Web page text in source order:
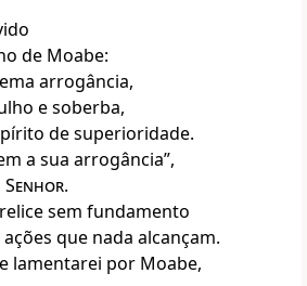
de Moabe:
arrogância,
e soberba,
de superioridade.
a sua arrogância”,
Senhor.
sem fundamento
ações que nada alcançam.
lamentarei por Moabe,